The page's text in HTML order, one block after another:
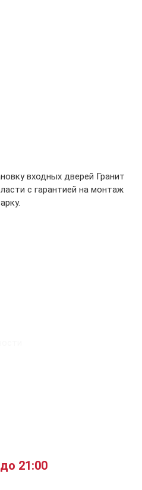
входных дверей Гранит
с гарантией на монтаж
21:00